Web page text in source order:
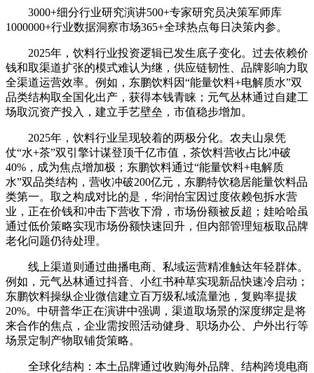
3000+细分行业研究演讲500+专家研究员决策军师库
1000000+行业数据洞察市场365+全球热点每日决策内参。
2025年，饮料行业投资逻辑已发生底子变化。过去依赖价
钱和取渠道扩张的模式难认为继，供应链韧性、品牌影响力取
全渠道运营效率。例如，东鹏饮料因“能量饮料+电解质水”双
品类结构取全国化出产，获得本钱青睐；元气丛林通过自建工
场取沉资产投入，建立手艺壁垒，市值稳步增加。
2025年，饮料行业呈现较着的两极分化。农夫山泉凭
仗“水+茶”双引擎计谋登顶千亿市值，茶饮料营收占比冲破
40%，成为焦点增加极；东鹏饮料通过“能量饮料+电解质
水”双品类结构，营收冲破200亿元，东鹏特饮稳居能量饮料品
类第一。取之构成对比的是，华润怡宝因过度依赖包拆水营
业，正在价钱和冲击下营收下滑，市场份额被反超；娃哈哈虽
通过低价策略实现市场份额快速回升，但内部管理短板取品牌
老化问题仍待处理。
线上渠道则通过曲播电商、私域运营精准触达年轻群体。
例如，元气丛林通过抖音、小红书种草实现新品快速冷启动；
东鹏饮料操纵企业微信建立百万级私域流量池，复购率提拔
20%。中研普华正在演讲中强调，渠道取场景的深度绑定是将
来合作的焦点，企业需按照活动健身、职场办公、户外出行等
场景定制产物取铺货策略。
全球化结构：本土品牌通过收购海外品牌、结构跨境电商